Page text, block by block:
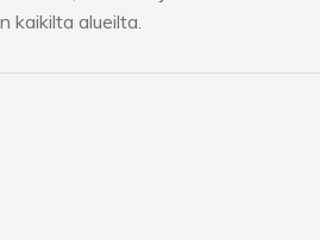
kaikilta alueilta.